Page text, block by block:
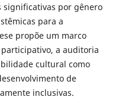
significativas por gênero
para a
propõe um marco
a auditoria
cultural como
de
inclusivas.